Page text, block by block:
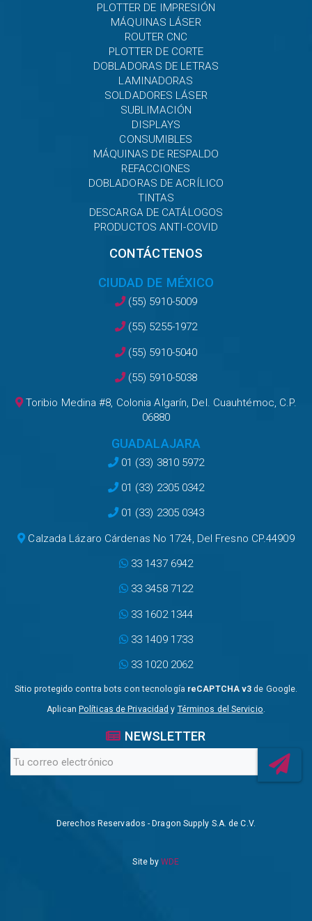
PLOTTER DE IMPRESIÓN
MÁQUINAS LÁSER
ROUTER CNC
PLOTTER DE CORTE
DOBLADORAS DE LETRAS
LAMINADORAS
SOLDADORES LÁSER
SUBLIMACIÓN
DISPLAYS
CONSUMIBLES
MÁQUINAS DE RESPALDO
REFACCIONES
DOBLADORAS DE ACRÍLICO
TINTAS
DESCARGA DE CATÁLOGOS
PRODUCTOS ANTI-COVID
CONTÁCTENOS
CIUDAD DE MÉXICO
(55) 5910-5009
(55) 5255-1972
(55) 5910-5040
(55) 5910-5038
Toribio Medina #8, Colonia Algarín, Del. Cuauhtémoc, C.P.
06880
GUADALAJARA
01 (33) 3810 5972
01 (33) 2305 0342
01 (33) 2305 0343
Calzada Lázaro Cárdenas No 1724, Del Fresno CP.44909
33 1437 6942
33 3458 7122
33 1602 1344
33 1409 1733
33 1020 2062
Sitio protegido contra bots con tecnología reCAPTCHA v3 de Google.
Aplican Políticas de Privacidad y Términos del Servicio
NEWSLETTER
Derechos Reservados - Dragon Supply S.A. de C.V.
Site byWDE